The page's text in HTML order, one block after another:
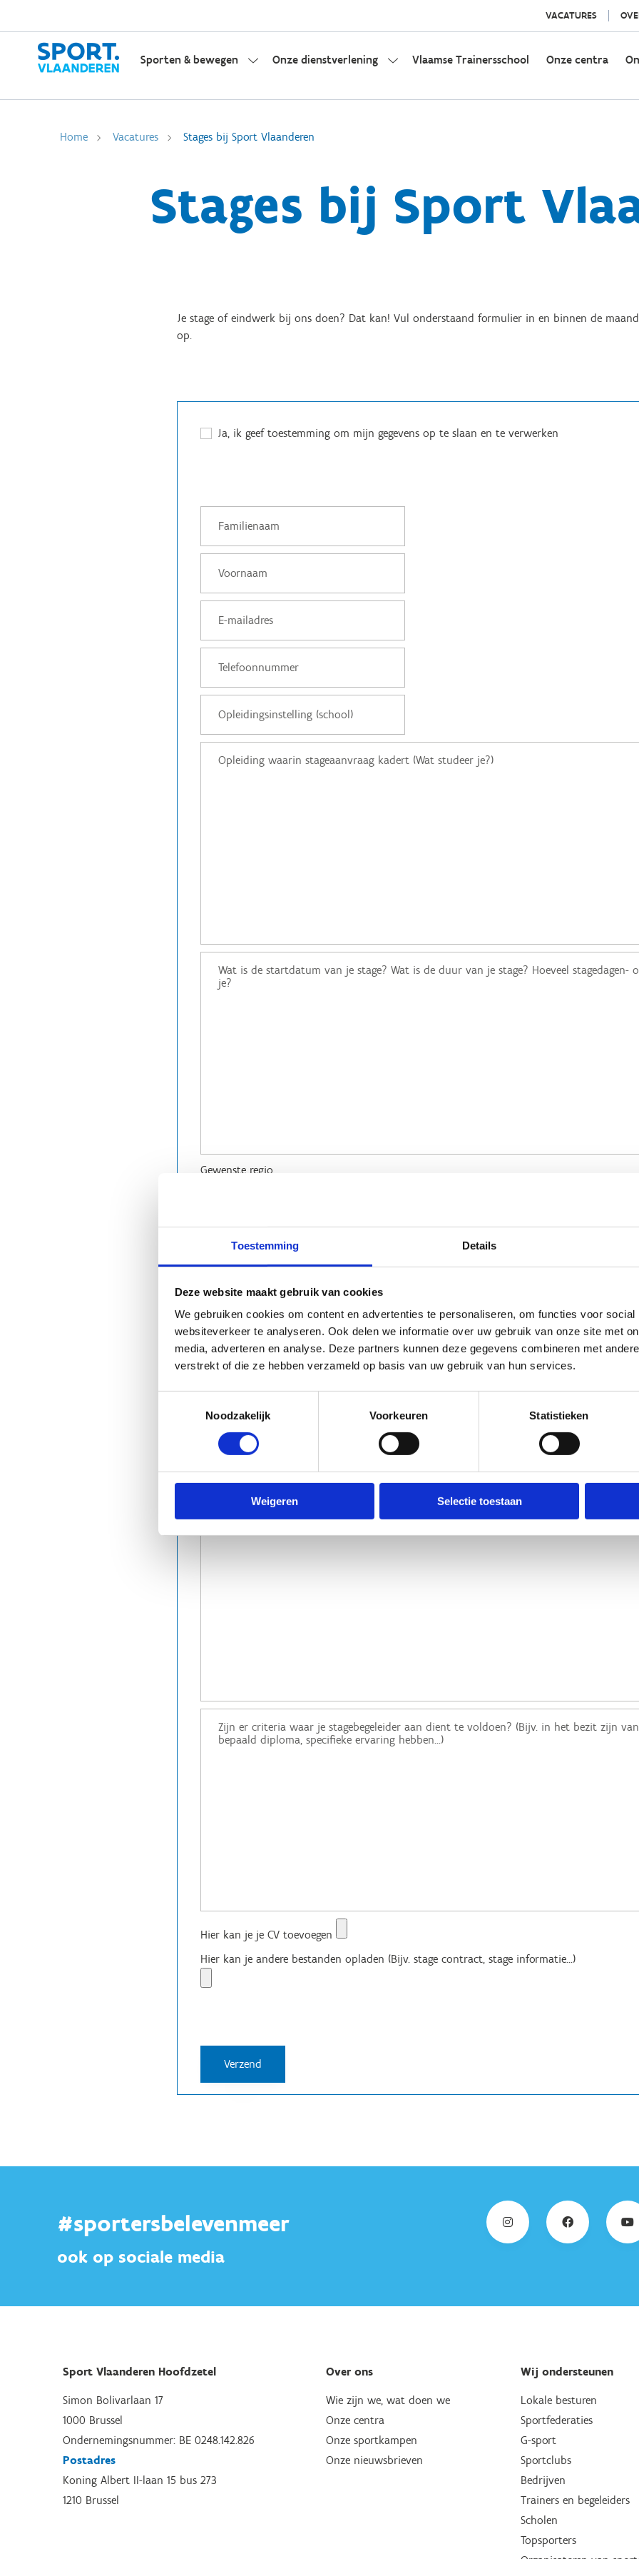
Toestemming Details
Deze website maakt gebruik van cookies
We gebruiken cookies om content en advertenties te personaliseren, om functies voor
websiteverkeer te analyseren. Ook delen we informatie over uw gebruik van onze site met
media, adverteren en analyse. Deze partners kunnen deze gegevens combineren met
verstrekt of die ze hebben verzameld op basis van uw gebruik van hun services.
Noodzakelijk
Voorkeuren Statistieken
Weigeren Selectie toestaan
VACATURES
Sporten & bewegen Onze dienstverlening Vlaamse Trainersschool Onze centra
Home Vacatures Stages bij Sport Vlaanderen
Stages bij Sport
Je stage of eindwerk bij ons doen? Dat kan! Vul onderstaand formulier in en binnen de
op.
Ja, ik geef toestemming om mijn gegevens op te slaan en te verwerken
Gewenste regio
Oost-Vlaanderen
Vlaams-Brabant
Hier kan je je CV toevoegen
Hier kan je andere bestanden opladen (Bijv. stage contract, stage informatie...)
#sportersbelevenmeer
ook op sociale media
Sport Vlaanderen Hoofdzetel
Simon Bolivarlaan 17
1000 Brussel
Ondernemingsnummer: BE 0248.142.826
Postadres
Koning Albert II-laan 15 bus 273
1210 Brussel
Over ons
Wie zijn we, wat doen we
Onze centra
Onze sportkampen
Onze nieuwsbrieven
Wij ondersteunen
Lokale besturen
Sportfederaties
G-sport
Sportclubs
Bedrijven
Trainers en begeleiders
Scholen
Topsporters